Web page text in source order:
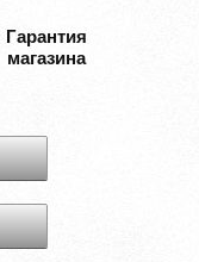
Гарантия
магазина